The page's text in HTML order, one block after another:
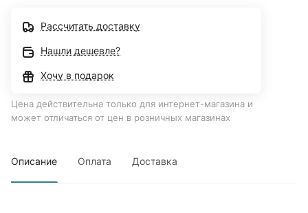
Рассчитать доставку
Нашли дешевле?
Хочу в подарок
Цена действительна только для интернет-магазина и
может отличаться от цен в розничных магазинах
Описание Оплата Доставка